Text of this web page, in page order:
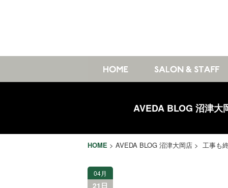
AVEDA BLOG 沼津大
HOME > AVEDA BLOG 沼津大岡店 > 工事も
04月
21日